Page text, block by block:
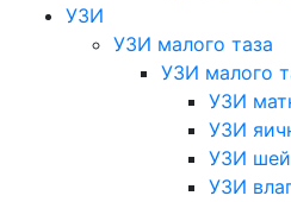
УЗИ
УЗИ малого таза
УЗИ малого
УЗИ
УЗИ
УЗИ
УЗИ